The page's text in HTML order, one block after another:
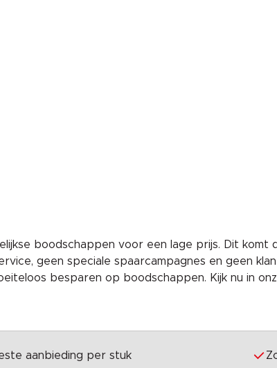
boodschappen voor een lage prijs. Dit
geen speciale spaarcampagnes en geen
besparen op boodschappen. Kijk nu in
aanbieding per stuk